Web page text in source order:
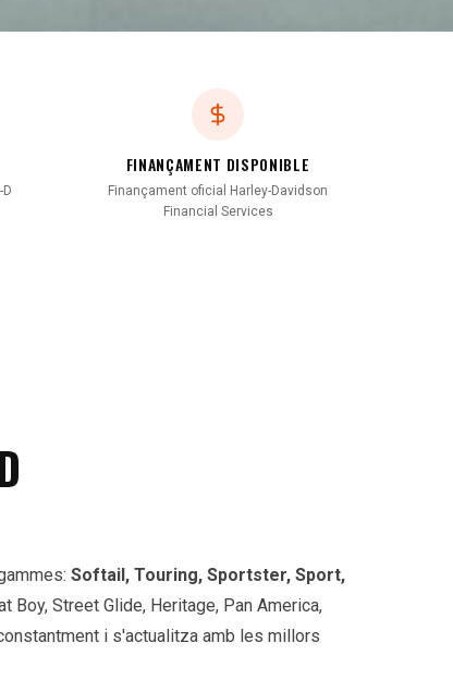
FINANÇAMENT DISPONIBLE
Finançament oficial Harley-Davidson
Financial Services
Softail, Touring, Sportster, Sport,
Boy, Street Glide, Heritage, Pan America,
i s'actualitza amb les millors